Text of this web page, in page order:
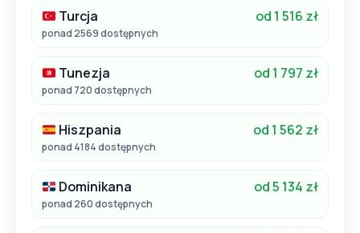
Turcja od 1 516 zł
ponad 2569 dostępnych
Tunezja od 1 797 zł
ponad 720 dostępnych
Hiszpania od 1 562 zł
ponad 4184 dostępnych
Dominikana od 5 134 zł
ponad 260 dostępnych